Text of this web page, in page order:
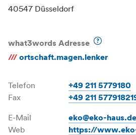
40547 Düsseldorf
what3words Adresse
/// ortschaft.magen.lenker
Telefon
+49 211 5779180
Fax
+49 211
E-Mail
eko@eko-haus.de
Web
https://